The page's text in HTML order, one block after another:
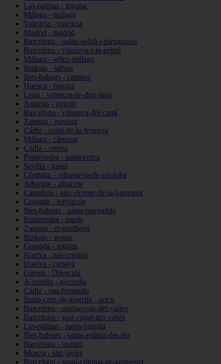
Las-palmas - teguise
Málaga - málaga
Valencia - valencia
Madrid - madrid
Barcelona - palau-solità-i-plegamans
Barcelona - vilanova-i-la-geltrú
Málaga - vélez-málaga
Bizkaia - bilbao
Illes-balears - campos
Huesca - huesca
León - valencia-de-don-juan
Asturias - oviedo
Barcelona - vilanova-del-camí
Zamora - zamora
Cádiz - conil-de-la-frontera
Málaga - cártama
Cádiz - olvera
Pontevedra - pontevedra
Sevilla - gines
Córdoba - villanueva-de-córdoba
Albacete - albacete
Cantabria - san-vicente-de-la-barquera
Granada - torvizcón
Illes-balears - santa-margalida
Pontevedra - marín
Zamora - el-perdigón
Bizkaia - sestao
Granada - murtas
Huelva - isla-cristina
Huelva - cartaya
Girona - l39escala
A-coruña - a-coruña
Cádiz - san-fernando
Santa-cruz-de-tenerife - arico
Barcelona - cerdanyola-del-vallès
Barcelona - sant-cugat-del-vallès
Las-palmas - santa-brígida
Illes-balears - santa-eulària-des-riu
Barcelona - mataró
Murcia - san-javier
Barcelona - santa-coloma-de-gramenet